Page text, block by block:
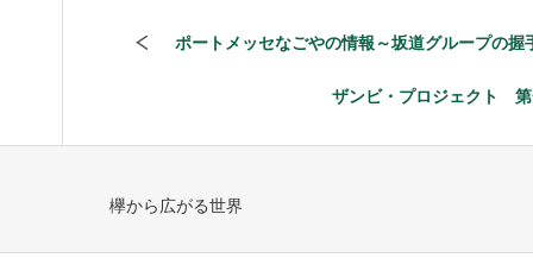
ポートメッセなごやの情報～坂道グループの握
ザンビ・プロジェクト
欅から広がる世界